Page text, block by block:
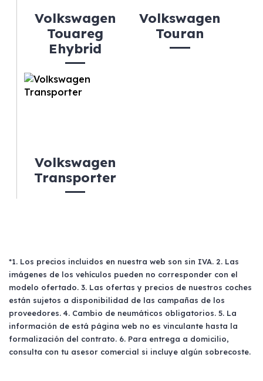
Volkswagen
Touareg
Ehybrid
Volkswagen
Touran
Volkswagen
Transporter
*1. Los precios incluidos en nuestra web son sin IVA. 2. Las
imágenes de los vehículos pueden no corresponder con el
modelo ofertado. 3. Las ofertas y precios de nuestros coches
están sujetos a disponibilidad de las campañas de los
proveedores. 4. Cambio de neumáticos obligatorios. 5. La
información de está página web no es vinculante hasta la
formalización del contrato. 6. Para entrega a domicilio,
consulta con tu asesor comercial si incluye algún sobrecoste.